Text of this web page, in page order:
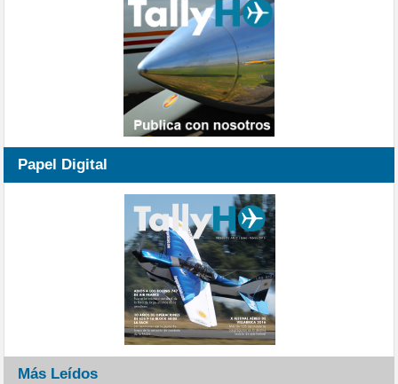
Papel Digital
Más Leídos